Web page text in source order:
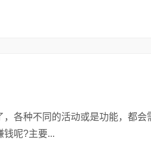
种不同的活动或是功能，都会
钱呢?主要...